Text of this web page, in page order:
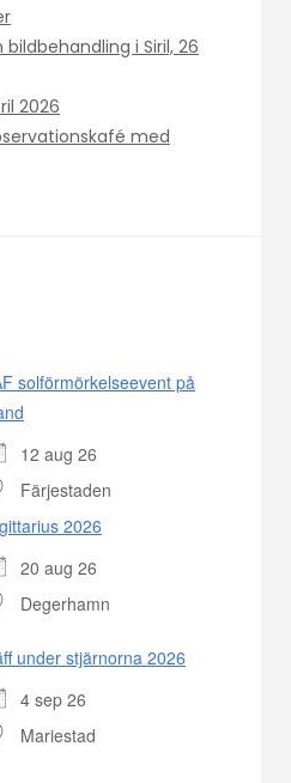
i Siril, 26
2026
med
solförmörkelseevent på
12 aug 26
Färjestaden
2026
20 aug 26
Degerhamn
under stjärnorna 2026
4 sep 26
Mariestad